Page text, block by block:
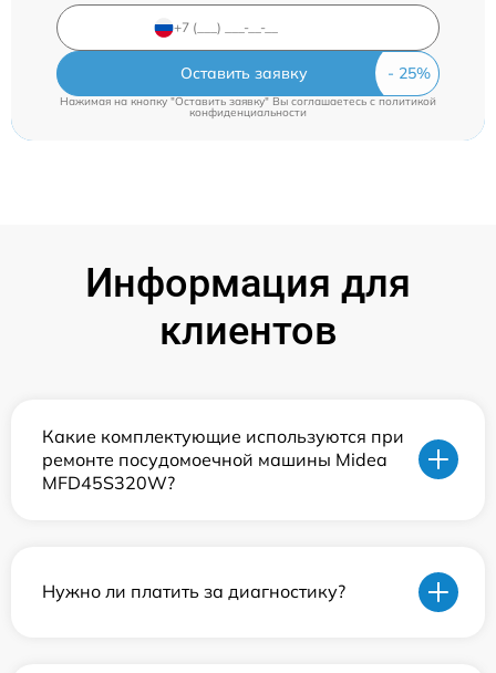
Оставить заявку
Нажимая на кнопку "Оставить заявку" Вы соглашаетесь cполитикой
конфиденциальности
Информация для
клиентов
Какие комплектующие используются при
ремонте посудомоечной машины Midea
MFD45S320W?
Нужно ли платить за диагностику?